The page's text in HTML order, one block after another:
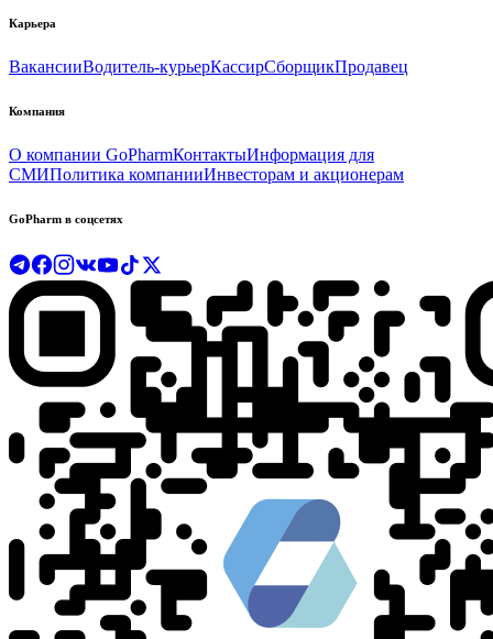
Карьера
ВакансииВодитель-курьерКассирСборщикПродавец
Компания
О компании GoPharmКонтактыИнформация для
СМИПолитика компанииИнвесторам и акционерам
GoPharm в соцсетях